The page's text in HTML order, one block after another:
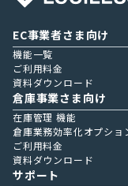
EC事業者さま向け
機能一覧
ご利用料金
資料ダウンロード
倉庫事業さま向け
在庫管理 機能
倉庫業務効率化オプショ
ご利用料金
資料ダウンロード
サポート